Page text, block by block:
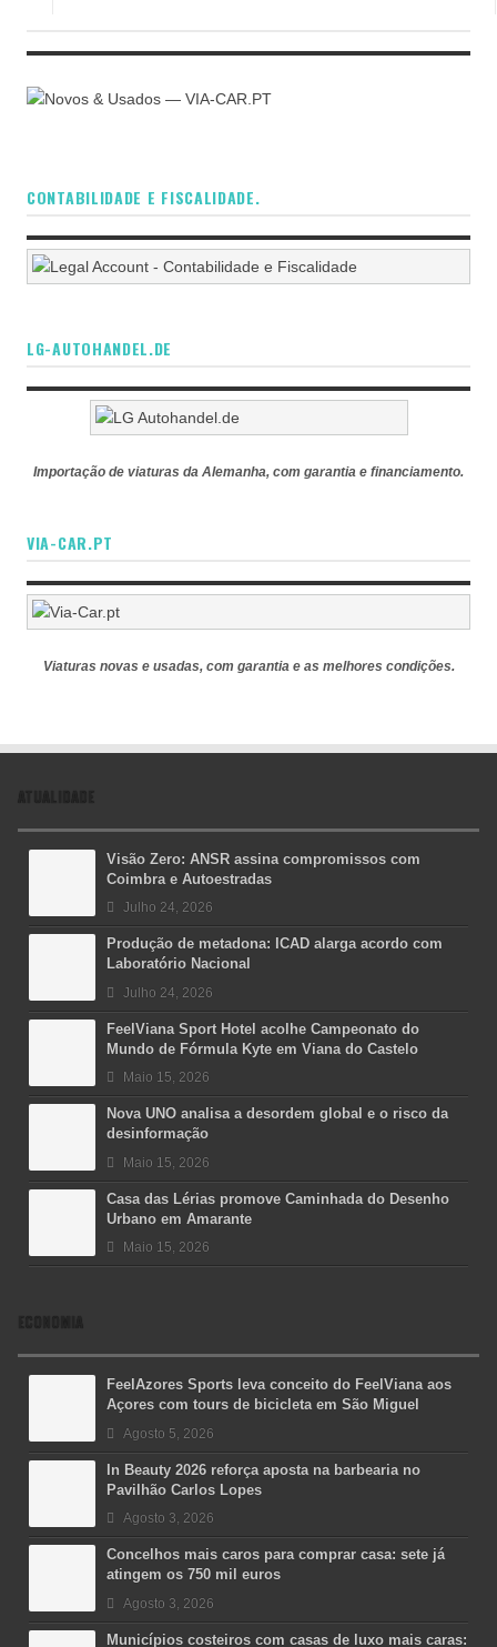
CONTABILIDADE E FISCALIDADE.
LG-AUTOHANDEL.DE
Importação de viaturas da Alemanha, com garantia e financiamento.
VIA-CAR.PT
Viaturas novas e usadas, com garantia e as melhores condições.
ATUALIDADE
Visão Zero: ANSR assina compromissos com
Coimbra e Autoestradas
Julho 24, 2026
Produção de metadona: ICAD alarga acordo com
Laboratório Nacional
Julho 24, 2026
FeelViana Sport Hotel acolhe Campeonato do
Mundo de Fórmula Kyte em Viana do Castelo
Maio 15, 2026
Nova UNO analisa a desordem global e o risco da
desinformação
Maio 15, 2026
Casa das Lérias promove Caminhada do Desenho
Urbano em Amarante
Maio 15, 2026
ECONOMIA
FeelAzores Sports leva conceito do FeelViana aos
Açores com tours de bicicleta em São Miguel
Agosto 5, 2026
In Beauty 2026 reforça aposta na barbearia no
Pavilhão Carlos Lopes
Agosto 3, 2026
Concelhos mais caros para comprar casa: sete já
atingem os 750 mil euros
Agosto 3, 2026
Municípios costeiros com casas de luxo mais caras: